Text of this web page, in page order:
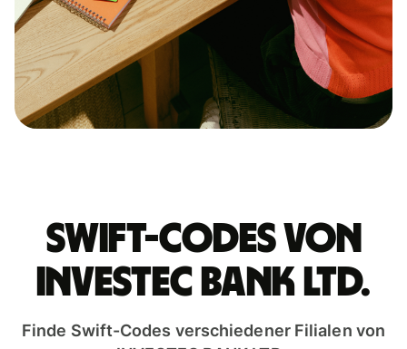
Swift-Codes von
INVESTEC BANK LTD.
Finde Swift-Codes verschiedener Filialen von